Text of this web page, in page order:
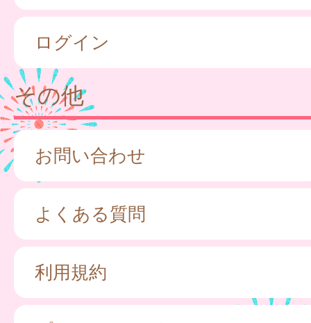
ログイン
その他
お問い合わせ
よくある質問
利用規約